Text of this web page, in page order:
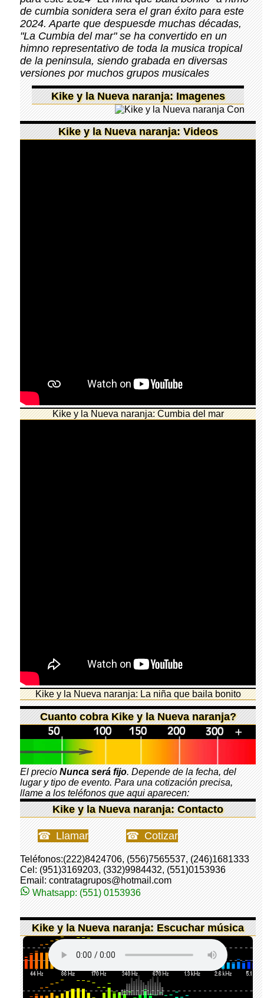
de cumbia sonidera sera el gran éxito para este
2024. Aparte que despuesde muchas décadas,
"La Cumbia del mar" se ha convertido en un
himno representativo de toda la musica tropical
de la peninsula, siendo grabada en diversas
versiones por muchos grupos musicales
Kike y la Nueva naranja: Imagenes
Kike y la Nueva naranja: Videos
Kike y la Nueva naranja: Cumbia del mar
Kike y la Nueva naranja: La niña que baila bonito
Cuanto cobra Kike y la Nueva naranja?
El precioNunca será fijo. Depende de la fecha, del
lugar y tipo de evento. Para una cotización precisa,
llame a los teléfonos que aqui aparecen:
Kike y la Nueva naranja: Contacto
Llamar Cotizar
Teléfonos:(222)8424706, (556)7565537, (246)1681333
Cel: (951)3169203, (332)9984432, (551)0153936
Email: contratagrupos@hotmail.com
Whatsapp: (551) 0153936
Kike y la Nueva naranja: Escuchar música